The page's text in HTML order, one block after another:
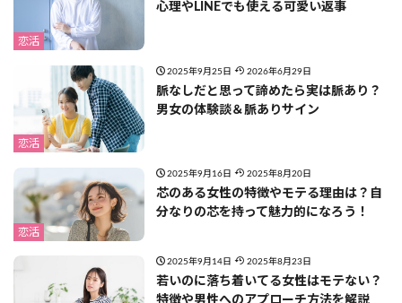
恋活
心理やLINEでも使える可愛い返事
恋活
2025年9月25日 2026年6月29日
脈なしだと思って諦めたら実は脈あり？
男女の体験談＆脈ありサイン
恋活
2025年9月16日 2025年8月20日
芯のある女性の特徴やモテる理由は？自
分なりの芯を持って魅力的になろう！
2025年9月14日 2025年8月23日
若いのに落ち着いてる女性はモテない？